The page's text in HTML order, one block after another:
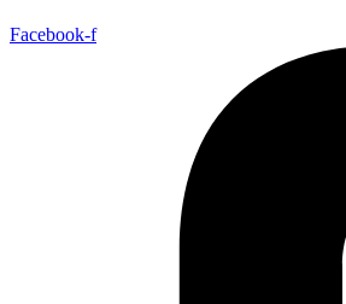
Facebook-f